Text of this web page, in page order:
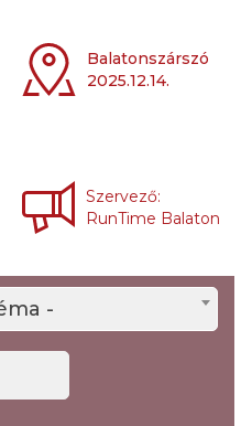
Balatonszárszó
2025.12.14.
Szervező:
RunTime Balaton
-